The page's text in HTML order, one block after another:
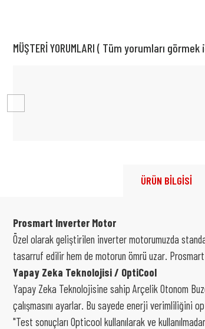
MÜŞTERİ YORUMLARI ( Tüm yorumları görmek
ÜRÜN BİLGİSİ
Prosmart Inverter Motor
Özel olarak geliştirilen inverter motorumuzda
tasarruf edilir hem de motorun ömrü uzar.
Yapay Zeka Teknolojisi / OptiCool
Yapay Zeka Teknolojisine sahip Arçelik Otonom
çalışmasını ayarlar. Bu sayede enerji verimliliğini
"Test sonuçları Opticool kullanılarak ve